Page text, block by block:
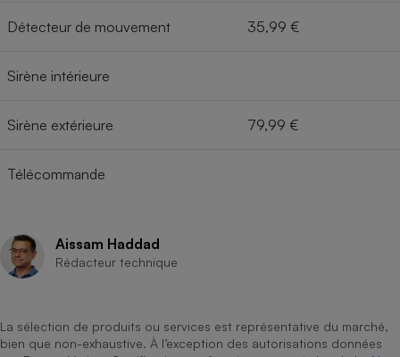
Détecteur de mouvement 35,99 €
Sirène intérieure
Sirène extérieure 79,99 €
Télécommande
Aissam Haddad
Rédacteur technique
La sélection de produits ou services est représentative du marché,
bien que non-exhaustive. À l’exception des autorisations données